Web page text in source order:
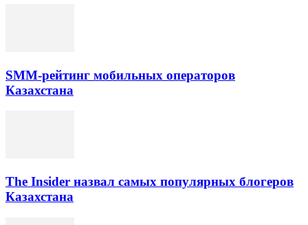
SMM-рейтинг мобильных операторов
Казахстана
The Insider назвал самых популярных блогеров
Казахстана